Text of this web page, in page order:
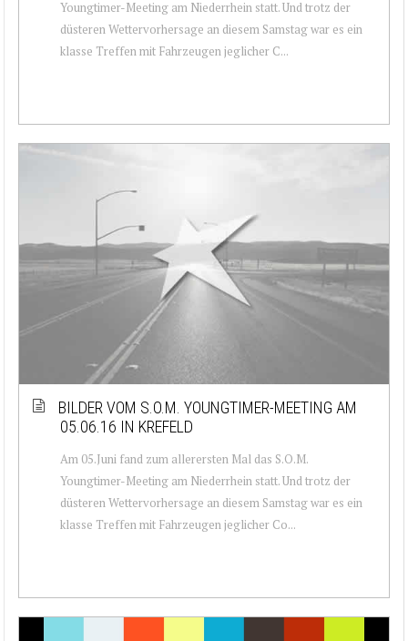
Youngtimer-Meeting am Niederrhein statt. Und trotz der
düsteren Wettervorhersage an diesem Samstag war es ein
klasse Treffen mit Fahrzeugen jeglicher C...
BILDER VOM S.O.M. YOUNGTIMER-MEETING AM
05.06.16 IN KREFELD
Am 05.Juni fand zum allerersten Mal das S.O.M.
Youngtimer-Meeting am Niederrhein statt. Und trotz der
düsteren Wettervorhersage an diesem Samstag war es ein
klasse Treffen mit Fahrzeugen jeglicher Co...